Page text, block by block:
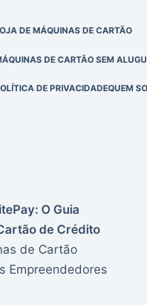
DE MÁQUINAS DE CARTÃO
DE CARTÃO SEM
DE PRIVACIDADEQUEM
O Guia
de Crédito
de Cartão
Empreendedores